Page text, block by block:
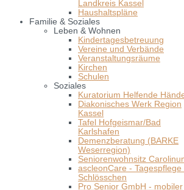
Landkreis Kassel
Haushaltspläne
Familie & Soziales
Leben & Wohnen
Kindertagesbetreuung
Vereine und Verbände
Veranstaltungsräume
Kirchen
Schulen
Soziales
Kuratorium Helfende
Diakonisches Werk Region
Kassel
Tafel Hofgeismar/Bad
Karlshafen
Demenzberatung (BARKE
Weserregion)
Seniorenwohnsitz
ascleonCare - Tagespflege
Schlösschen
Pro Senior GmbH - mobiler